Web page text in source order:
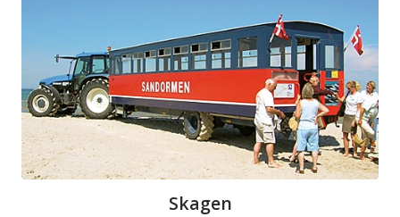
Skagen